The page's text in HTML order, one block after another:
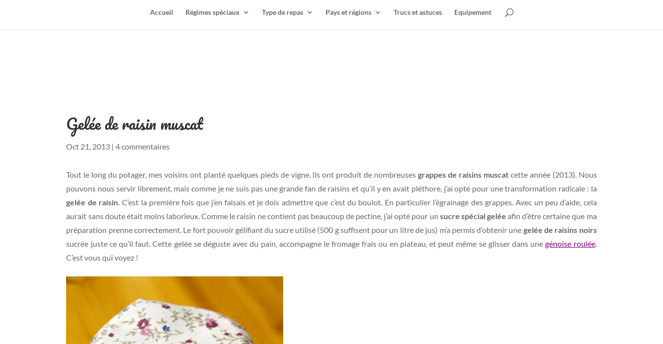
Accueil Régimes spéciaux Type de repas Pays et régions Trucs et astuces Equipement
Gelée de raisin muscat
Oct 21, 2013 |4 commentaires
Tout le long du potager, mes voisins ont planté quelques pieds de vigne. Ils ont produit de nombreusesgrappes de raisins muscatcette année (2013). Nous
pouvons nous servir librement, mais comme je ne suis pas une grande fan de raisins et qu’il y en avait pléthore, j’ai opté pour une transformation radicale : la
gelée de raisin. C’est la première fois que j’en faisais et je dois admettre que c’est du boulot. En particulier l’égrainage des grappes. Avec un peu d’aide, cela
aurait sans doute était moins laborieux. Comme le raisin ne contient pas beaucoup de pectine, j’ai opté pour un sucre spécial gelée afin d’être certaine que ma
préparation prenne correctement. Le fort pouvoir gélifiant du sucre utilisé (500 g suffisent pour un litre de jus) m’a permis d’obtenir une gelée de raisins noirs
sucrée juste ce qu’il faut. Cette gelée se déguste avec du pain, accompagne le fromage frais ou en plateau, et peut même se glisser dans unegénoise roulée.
C’est vous qui voyez !